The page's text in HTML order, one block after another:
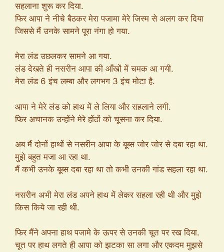
सहलाना शुरू कर दिया.
फिर आपा ने नीचे बैठकर मेरा पजामा मेरे जिस्म से अलग कर दिया
जिससे मैं उनके सामने पूरा नंगा हो गया.
मेरा लंड उछलकर सामने आ गया.
लंड देखते ही नसरीन आपा की आँखों में चमक आ गयी.
मेरा लंड 6 इंच लम्बा और लगभग 3 इंच मोटा है.
आपा ने मेरे लंड को हाथ में ले लिया और सहलाने लगी.
फिर अचानक उन्होंने मेरे होंठों को चूसना कर दिया.
अब मैं दोनों हाथों से नसरीन आपा के बूब्स जोर जोर से दबा रहा था.
मुझे बहुत मजा आ रहा था.
मैं कभी उनके बूब्स दबा रहा था तो कभी उनकी गांड सहला रहा था.
नसरीन अभी मेरा लंड अपने हाथ में लेकर सहला रही थी और मुझे
किस किये जा रही थी.
फिर मैंने अपना हाथ पजामे के ऊपर से उनकी चूत पर रख दिया.
चूत पर हाथ लगते ही आपा को झटका सा लगा और एकदम मुझसे